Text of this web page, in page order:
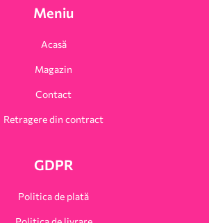
Meniu
Acasă
Magazin
Contact
Retragere din contract
GDPR
Politica de plată